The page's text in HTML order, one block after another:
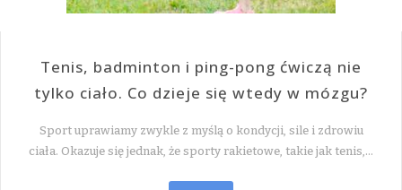
Tenis, badminton i ping-pong ćwiczą nie
tylko ciało. Co dzieje się wtedy w mózgu?
Sport uprawiamy zwykle z myślą o kondycji, sile i zdrowiu
ciała. Okazuje się jednak, że sporty rakietowe, takie jak tenis,…